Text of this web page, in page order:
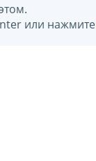
или нажмите